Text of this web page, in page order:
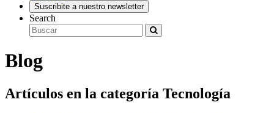
Suscribite a nuestro newsletter
Search
Blog
Artículos en la categoría Tecnología